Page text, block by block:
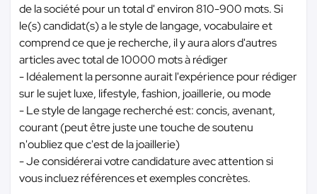
de la société pour un total d' environ 810-900 mots. Si
le(s) candidat(s) a le style de langage, vocabulaire et
comprend ce que je recherche, il y aura alors d'autres
articles avec total de 10000 mots à rédiger
- Idéalement la personne aurait l'expérience pour rédiger
sur le sujet luxe, lifestyle, fashion, joaillerie, ou mode
- Le style de langage recherché est: concis, avenant,
courant (peut être juste une touche de soutenu
n'oubliez que c'est de la joaillerie)
- Je considérerai votre candidature avec attention si
vous incluez références et exemples concrètes.